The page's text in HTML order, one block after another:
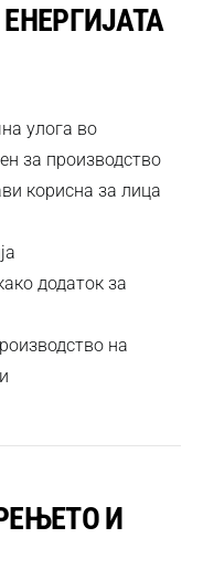
улога во
за производство
корисна за лица
додаток за
на
И